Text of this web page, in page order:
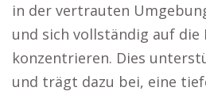
in der vertrauten
und sich vollständig auf die
konzentrieren. Dies
und trägt dazu bei, eine